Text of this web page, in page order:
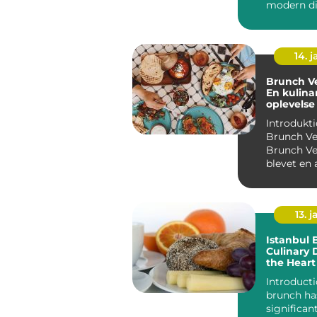
modern
delightful
14.
Brunch
En
Brunch
Brunch
blevet en
målti...
13.
Istanbul
Culinary
the
Introduction
brunch